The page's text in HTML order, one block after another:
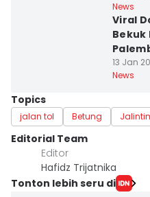
News
Viral
Bekuk
13 Jan
News
Topics
jalan tol Betung
Editorial Team
Editor
Hafidz Trijatnika
Tonton lebih seru di